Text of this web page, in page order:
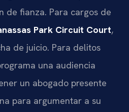
de fianza. Para cargos de
Park Circuit Court,
de juicio. Para delitos
una audiencia
un abogado presente
para argumentar a su